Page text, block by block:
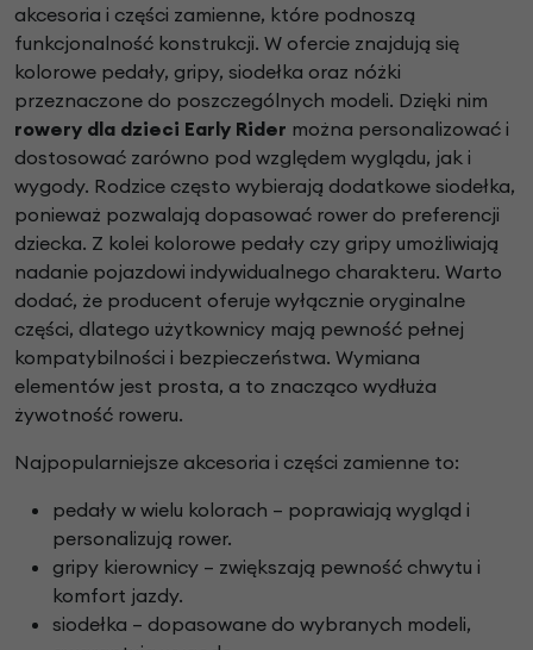
akcesoria i części zamienne, które podnoszą
funkcjonalność konstrukcji. W ofercie znajdują się
kolorowe pedały, gripy, siodełka oraz nóżki
przeznaczone do poszczególnych modeli. Dzięki nim
rowery dla dzieci Early Rider można personalizować i
dostosować zarówno pod względem wyglądu, jak i
wygody. Rodzice często wybierają dodatkowe siodełka,
ponieważ pozwalają dopasować rower do preferencji
dziecka. Z kolei kolorowe pedały czy gripy umożliwiają
nadanie pojazdowi indywidualnego charakteru. Warto
dodać, że producent oferuje wyłącznie oryginalne
części, dlatego użytkownicy mają pewność pełnej
kompatybilności i bezpieczeństwa. Wymiana
elementów jest prosta, a to znacząco wydłuża
żywotność roweru.
Najpopularniejsze akcesoria i części zamienne to:
pedały w wielu kolorach – poprawiają wygląd i
personalizują rower.
gripy kierownicy – zwiększają pewność chwytu i
komfort jazdy.
siodełka – dopasowane do wybranych modeli,